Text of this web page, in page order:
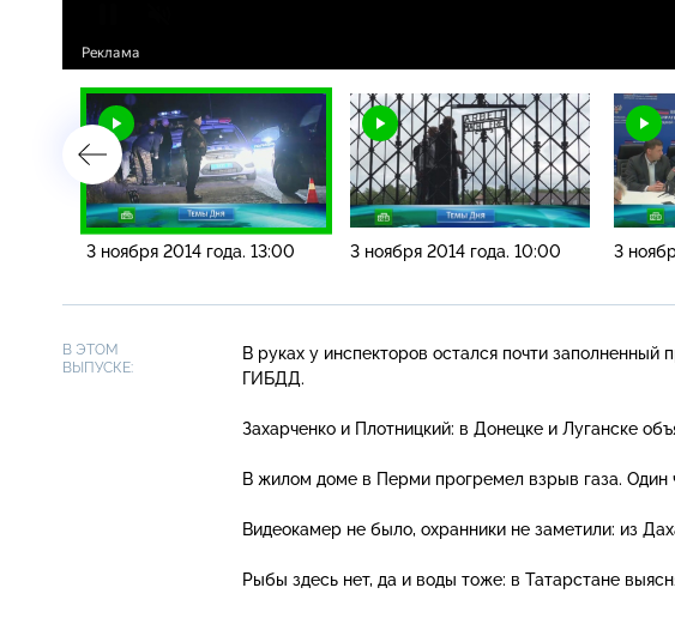
3 ноября 2014 года. 13:00 3 ноября 2014 года. 10:00 3
В ЭТОМ
ВЫПУСКЕ:
В руках у инспекторов остался почти
ГИБДД.
Захарченко и Плотницкий: в Донецке и Луганске
В жилом доме в Перми прогремел взрыв газа. Один
Видеокамер не было, охранники не заметили: из
Рыбы здесь нет, да и воды тоже: в Татарстане